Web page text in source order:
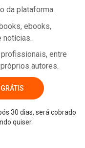
da plataforma.
ebooks,
entre
autores.
30 dias, será cobrado
quiser.